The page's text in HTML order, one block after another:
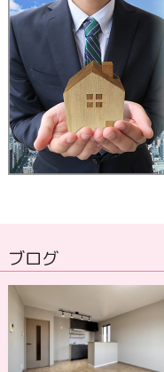
ブログ